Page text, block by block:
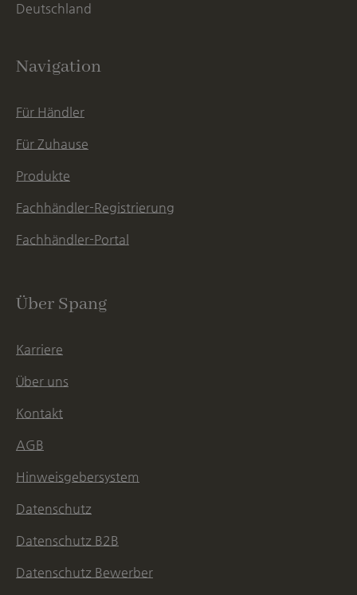
Deutschland
Navigation
Für Händler
Für Zuhause
Produkte
Fachhändler-Registrierung
Fachhändler-Portal
Über Spang
Karriere
Über uns
Kontakt
AGB
Hinweisgebersystem
Datenschutz
Datenschutz B2B
Datenschutz Bewerber